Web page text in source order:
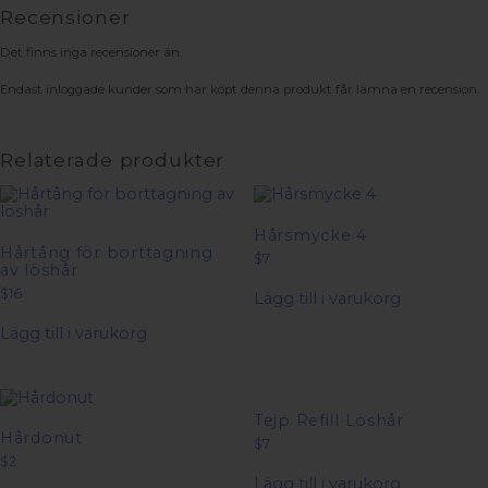
Recensioner
Det finns inga recensioner än.
Endast inloggade kunder som har köpt denna produkt får lämna en recension.
Relaterade produkter
Hårtång för borttagning
av löshår
$16
Lägg till i varukorg
Hårsmycke 4
$7
Lägg till i varukorg
Hårdonut
$2
Tejp Refill Löshår
$7
Lägg till i varukorg